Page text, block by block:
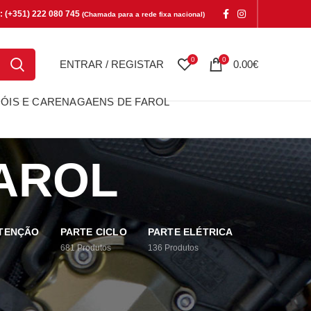
(+351) 222 080 745 (Chamada para a rede fixa nacional)
ENTRAR / REGISTAR 0 0 0.00€
E CARENAGAENS DE FAROL
PARTE CICLO
681 Produtos
PARTE ELÉTRICA
136 Produtos